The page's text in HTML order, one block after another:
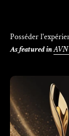
As featured inAVN